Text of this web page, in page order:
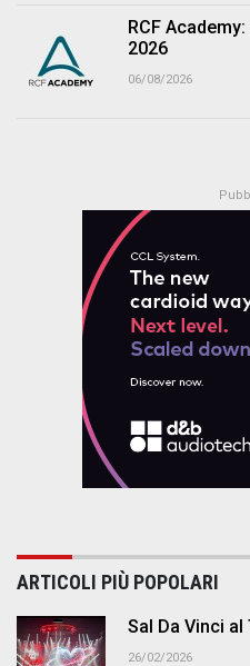
RCF
2026
06/08/2026
ARTICOLI PIÙ POPOLARI
Sal Da Vinci
26/02/2026